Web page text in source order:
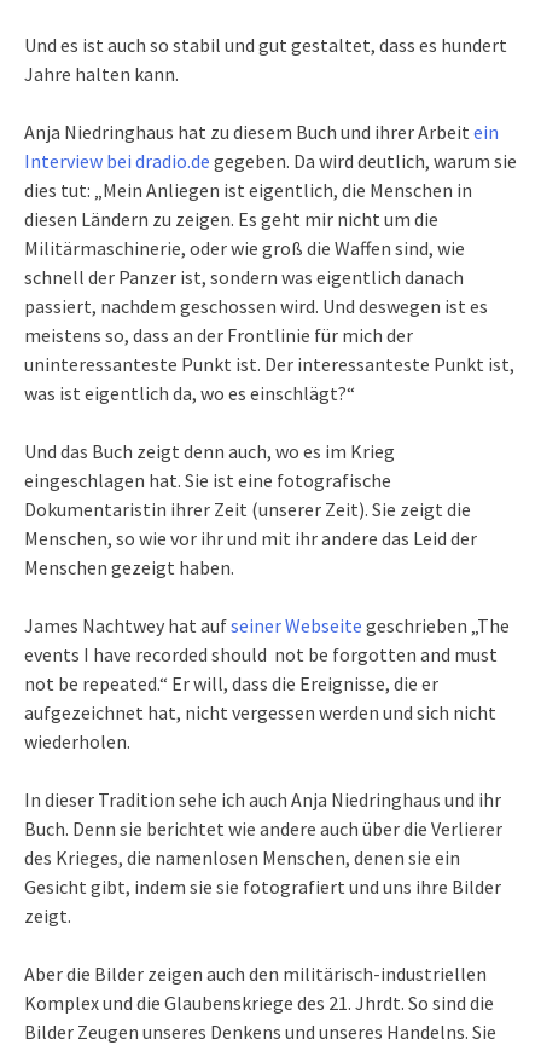
Und es ist auch so stabil und gut gestaltet, dass es hundert
Jahre halten kann.
Anja Niedringhaus hat zu diesem Buch und ihrer Arbeit ein
Interview bei dradio.de gegeben. Da wird deutlich, warum sie
dies tut: „Mein Anliegen ist eigentlich, die Menschen in
diesen Ländern zu zeigen. Es geht mir nicht um die
Militärmaschinerie, oder wie groß die Waffen sind, wie
schnell der Panzer ist, sondern was eigentlich danach
passiert, nachdem geschossen wird. Und deswegen ist es
meistens so, dass an der Frontlinie für mich der
uninteressanteste Punkt ist. Der interessanteste Punkt ist,
was ist eigentlich da, wo es einschlägt?“
Und das Buch zeigt denn auch, wo es im Krieg
eingeschlagen hat. Sie ist eine fotografische
Dokumentaristin ihrer Zeit (unserer Zeit). Sie zeigt die
Menschen, so wie vor ihr und mit ihr andere das Leid der
Menschen gezeigt haben.
James Nachtwey hat aufseiner Webseite geschrieben „The
events I have recorded should not be forgotten and must
not be repeated.“ Er will, dass die Ereignisse, die er
aufgezeichnet hat, nicht vergessen werden und sich nicht
wiederholen.
In dieser Tradition sehe ich auch Anja Niedringhaus und ihr
Buch. Denn sie berichtet wie andere auch über die Verlierer
des Krieges, die namenlosen Menschen, denen sie ein
Gesicht gibt, indem sie sie fotografiert und uns ihre Bilder
zeigt.
Aber die Bilder zeigen auch den militärisch-industriellen
Komplex und die Glaubenskriege des 21. Jhrdt. So sind die
Bilder Zeugen unseres Denkens und unseres Handelns. Sie